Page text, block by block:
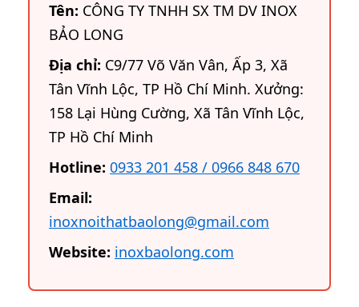
Tên: CÔNG TY TNHH SX TM DV INOX
BẢO LONG
Địa chỉ: C9/77 Võ Văn Vân, Ấp 3, Xã
Tân Vĩnh Lộc, TP Hồ Chí Minh. Xưởng:
158 Lại Hùng Cường, Xã Tân Vĩnh Lộc,
TP Hồ Chí Minh
Hotline: 0933 201 458 / 0966 848 670
Email:
inoxnoithatbaolong@gmail.com
Website: inoxbaolong.com